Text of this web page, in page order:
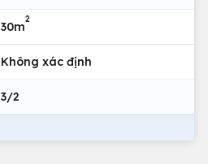
30m
2
Không xác định
3/2